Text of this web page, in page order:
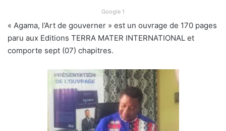
Google 1
« Agama, l’Art de gouverner » est un ouvrage de 170 pages
paru aux Editions TERRA MATER INTERNATIONAL et
comporte sept (07) chapitres.